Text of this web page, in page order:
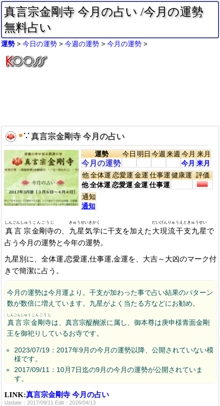
真言宗金剛寺 今月の占い /今月の運勢
無料占い
運勢 今日の運勢 今週の運勢 今月の運勢
●∵真言宗金剛寺 今月の占い
運勢
今月の運勢
今日明日今週来週今月
今月
来月
来月
他
他
全体運
全体運
恋愛運
恋愛運
金運
金運
仕事運
仕事運
健康運 評価
通知
通知
真言宗
しんごんしゅう
金剛寺
こんごうじ
の、 九星気学
きゅうせいきがく
に干支を加えた大現流干支九星
だいげんりゅうえときゅうせい
で
占う今月の運勢と今年の運勢。
九星別に、全体運,恋愛運,仕事運,金運を、大吉～大凶のマーク付
きで簡潔に占う。
今月の運勢は今月運より。干支が加わった事で占い結果のパターン
数が数倍に増えています。九星がよく当たる方などにお勧め。
真言宗
しんごんしゅう
金剛寺
こんごうじ
は、真言宗醍醐派に属し、御本尊は庚申様青面金剛
王を御祀りしているお寺です。
2023/07/19：2017年9月の今月の運勢以降、公開されていない模
様です。
2017/09/11：10月7日迄の9月の今月の運勢が公開されていま
す。
2017/08/07：9月6日迄の8月の今月の運勢が公開されています。
2017/07/11：8月6日迄の7月の今月の運勢が公開されています。
LINK:真言宗金剛寺 今月の占い
Update：2017/09/11 Edit：2026/04/13